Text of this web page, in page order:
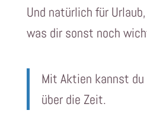
Und natürlich für
was dir sonst noch
Mit Aktien kannst du
über die Zeit.